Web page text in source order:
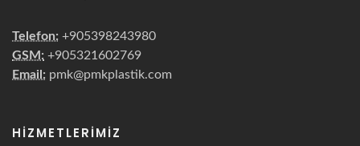
Telefon: +905398243980
GSM: +905321602769
Email: pmk@pmkplastik.com
HIZMETLERIMIZ